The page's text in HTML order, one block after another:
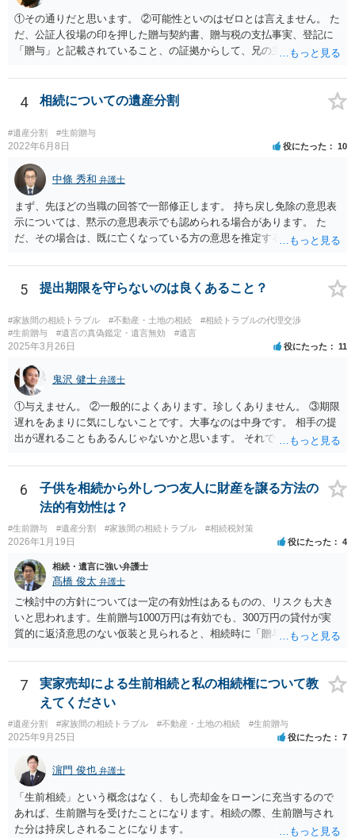
①その通りだと思います。 ②可能性といのはゼロとは言えません。 た
だ、公証人役場の印を押した贈与契約書、贈与税の支払事実、登記に
「贈与」と記載されていること、の証拠からして、兄の主張は通らな
わなければ、遺産分割調停を申し立てて進めるのがベターのような気
がしますね。
4 相続についての遺産分割
#遺産分割 #生前贈与
2022年6月8日 役にたった 10
中條 秀和 弁護士
まず、先ほどの当職の回答で一部修正します。 持ち戻し免除の意思表
示については、黙示の意思表示でも認められる場合があります。 た
だ、その場合は、既に亡くなっている方の意思を推定することになり
持ち戻し免除の意思表示は書面で明確にしておいていただくべきとい
う結論は変わりません。 誤解を与えるような回答でした。失礼しまし
た。 文言については、「〇〇に対する生前贈与による特別受益の持ち
戻しをすべて免除する」というのがオーソドックスなものですが、ご
心配ならば、弁護士のところに行って、特別受益となりそうな贈与に
ついて説明した上で、適切な文言についてご相談してみてはいかがで
しょうか。
5 提出期限を守らないのは良くあること？
#家族間の相続トラブル #不動産・土地の相続
#相続トラブルの代理交渉
#生前贈与
#遺言の真偽鑑定・遺言無効 #遺言
2025年3月26日 役にたった 11
鬼沢 健士 弁護士
①与えません。 ②一般的によくあります。珍しくありません。 ③期限
遅れをあまりに気にしないことです。大事なのは中身です。 相手の提
出が遅れることもあるんじゃないかと思います。 それでもあなた有利
6
子供を相続から外しつつ友人に財産を譲る方法の
法的有効性は？
#生前贈与 #遺産分割 #家族間の相続トラブル #相続税対策
2026年1月19日 役にたった 4
相続・遺言に強い弁護士
髙橋 俊太 弁護士
ご検討中の方針については一定の有効性はあるものの、リスクも大き
いと思われます。生前贈与1000万円は有効でも、300万円の貸付が実
質的に返済意思のない仮装と見られると、相続時に「贈与」と評価さ
法として考えられるものとしては、 ①信託（家族信託・目的信託） 財
産を信託口に移し、受託者（信頼できる友人や専門職）に管理させ、
・生存中はあなたの生活費・介護費に優先充当 ・残余を友人や慈善団
体へ と使途を厳格に指定。相続ではなく信託帰属になるため、子の関
与を大きく排除できます。 ②遺言＋生命保険の組合せ 生活資金は手元
に残し、余剰資金で受取人を友人・団体にした保険を活用。保険金は
相続財産とは別枠で、遺留分対策にも有効と思われます。 ③負担付死
因贈与 「介護・見守り等を条件に、死亡時に財産を渡す」契約。条件
不履行なら無効にでき、老後の安心を担保できます。 ④ 寄附予約＋解
除条件 慈善団体への寄附を予約しつつ、資金不足時は解除できる条項
を設定。 などがあり得るかと思われます。
7
実家売却による生前相続と私の相続権について教
えてください
#遺産分割 #家族間の相続トラブル #不動産・土地の相続 #生前贈与
2025年9月25日 役にたった 7
濵門 俊也 弁護士
「生前相続」という概念はなく、もし売却金をローンに充当するので
あれば、生前贈与を受けたことになります。相続の際、生前贈与され
た分は持戻しされることになります。